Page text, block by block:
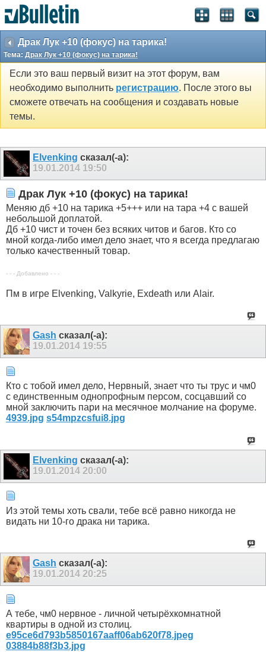
Драк Лук +10 (фокус) на тарика!
Тема: Драк Лук +10 (фокус) на тарика!
Если это ваш первый визит на этот форум, вам
необходимо выполнить регистрацию. После этого вы
сможете отвечать на сообщения и создавать новые
темы.
Elvenking сказал(-а):
19.01.2014 19:50
Драк Лук +10 (фокус) на тарика!
Меняю дб +10 на тарика +5+++ или на тара +4 с вашей
небольшой доплатой.
Дб +10 чист и точен без всяких читов и багов. Кто со
мной когда-либо имел дело знает, что я всегда предлагаю
только качественный товар.
- - - Добавлено - - -
Пм в игре Elvenking, Valkyrie, Exdeath или Alair.
Gash сказал(-а):
19.01.2014 19:55
Кто с тобой имел дело, Нервный, знает что ты трус и чм0
с единственным однопрофным персом, cocцавший со
мной заключить пари на месячное молчание на форуме.
4939.jpg s54mpzcsfui8.jpg
Elvenking сказал(-а):
19.01.2014 20:00
Из этой темы хоть свали, тебе всё равно никогда не
видать ни 10-го драка ни тарика.
Gash сказал(-а):
19.01.2014 20:25
А тебе, чм0 нервное - личной четырёхкомнатной
квартиры в одной из столиц.
e95ce6d793b5850167aaff06ab620f78.jpeg
03884b88f3b3.jpg